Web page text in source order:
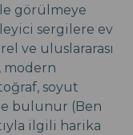
görülmeye
sergilere ev
ve uluslararası
modern
soyut
bulunur (Ben
ilgili harika